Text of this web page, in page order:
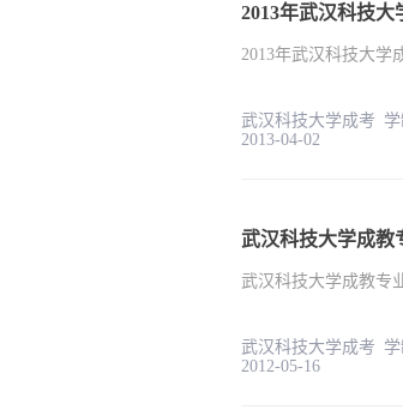
2013年武汉科技大
2013年武汉科技大学
武汉科技大学
2013-04-02
武汉科技大学成教
武汉科技大学成教专
武汉科技大学
2012-05-16